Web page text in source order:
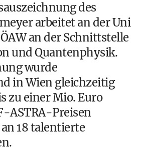
des
arbeitet an der Uni
an der Schnittstelle
und Quantenphysik.
wurde
in Wien gleichzeitig
zu einer Mio. Euro
ASTRA-Preisen
18 talentierte